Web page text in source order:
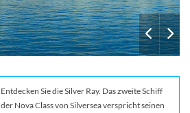
Entdecken Sie die Silver Ray. Das zweite Schiff
der Nova Class von Silversea verspricht seinen